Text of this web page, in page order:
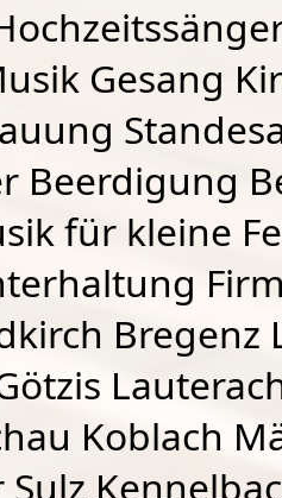
Gesang
Beerdigung
für kleine
Bregenz
Koblach
Sulz